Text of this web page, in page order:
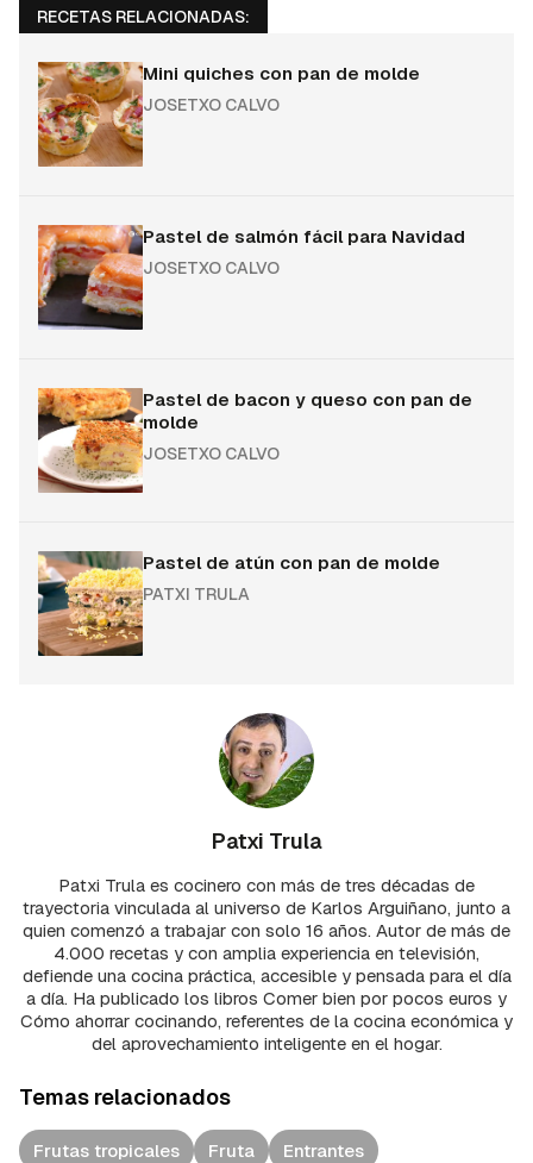
RECETAS RELACIONADAS:
Mini quiches con pan de molde
JOSETXO CALVO
Pastel de salmón fácil para Navidad
JOSETXO CALVO
Pastel de bacon y queso con pan de
molde
JOSETXO CALVO
Pastel de atún con pan de molde
PATXI TRULA
Patxi Trula
Patxi Trula es cocinero con más de tres décadas de
trayectoria vinculada al universo de Karlos Arguiñano, junto a
quien comenzó a trabajar con solo 16 años. Autor de más de
4.000 recetas y con amplia experiencia en televisión,
defiende una cocina práctica, accesible y pensada para el día
a día. Ha publicado los libros Comer bien por pocos euros y
Cómo ahorrar cocinando, referentes de la cocina económica y
del aprovechamiento inteligente en el hogar.
Temas relacionados
Frutas tropicales Fruta
Entrantes